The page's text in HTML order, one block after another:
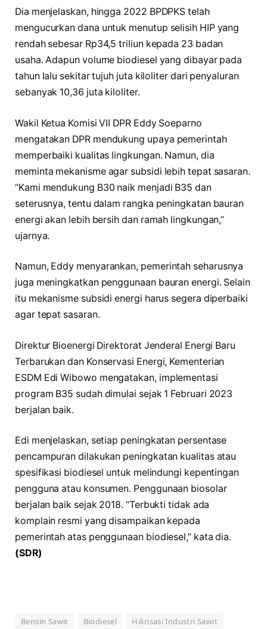
Dia menjelaskan, hingga 2022 BPDPKS telah
mengucurkan dana untuk menutup selisih HIP yang
rendah sebesar Rp34,5 triliun kepada 23 badan
usaha. Adapun volume biodiesel yang dibayar pada
tahun lalu sekitar tujuh juta kiloliter dari penyaluran
sebanyak 10,36 juta kiloliter.
Wakil Ketua Komisi VII DPR Eddy Soeparno
mengatakan DPR mendukung upaya pemerintah
memperbaiki kualitas lingkungan. Namun, dia
meminta mekanisme agar subsidi lebih tepat sasaran.
“Kami mendukung B30 naik menjadi B35 dan
seterusnya, tentu dalam rangka peningkatan bauran
energi akan lebih bersih dan ramah lingkungan,”
ujarnya.
Namun, Eddy menyarankan, pemerintah seharusnya
juga meningkatkan penggunaan bauran energi. Selain
itu mekanisme subsidi energi harus segera diperbaiki
agar tepat sasaran.
Direktur Bioenergi Direktorat Jenderal Energi Baru
Terbarukan dan Konservasi Energi, Kementerian
ESDM Edi Wibowo mengatakan, implementasi
program B35 sudah dimulai sejak 1 Februari 2023
berjalan baik.
Edi menjelaskan, setiap peningkatan persentase
pencampuran dilakukan peningkatan kualitas atau
spesifikasi biodiesel untuk melindungi kepentingan
pengguna atau konsumen. Penggunaan biosolar
berjalan baik sejak 2018. “Terbukti tidak ada
komplain resmi yang disampaikan kepada
pemerintah atas penggunaan biodiesel,” kata dia.
(SDR)
Bensin Sawit Biodiesel
Hilirisasi Industri Sawit